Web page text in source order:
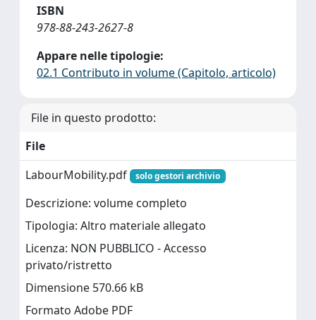
ISBN
978-88-243-2627-8
Appare nelle tipologie:
02.1 Contributo in volume (Capitolo, articolo)
File in questo prodotto:
File
LabourMobility.pdf
solo gestori archivio
Descrizione: volume completo
Tipologia: Altro materiale allegato
Licenza: NON PUBBLICO - Accesso
privato/ristretto
Dimensione 570.66 kB
Formato Adobe PDF